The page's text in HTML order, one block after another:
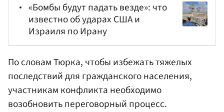
«Бомбы будут падать везде»: что
известно об ударах США и
Израиля по Ирану
По словам Тюрка, чтобы избежать тяжелых
последствий для гражданского населения,
участникам конфликта необходимо
возобновить переговорный процесс.